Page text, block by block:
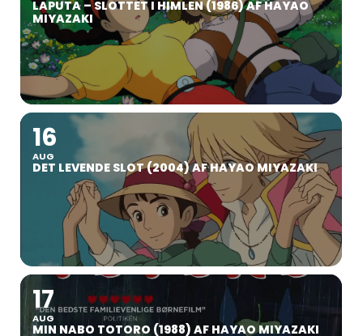
LAPUTA – SLOTTET I HIMLEN (1986) AF HAYAO
MIYAZAKI
16
AUG
DET LEVENDE SLOT (2004) AF HAYAO MIYAZAKI
17
AUG
MIN NABO TOTORO (1988) AF HAYAO MIYAZAKI